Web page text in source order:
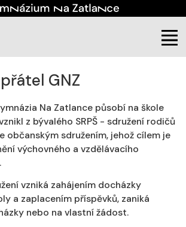
přátel GNZ(aktuální)
GNZ
Na Zatlance působí na škole
z bývalého SRPŠ - sdružení rodičů
občanským sdružením, jehož cílem je
výchovného a vzdělávacího
vzniká zahájením docházky
a zaplacením příspěvků, zaniká
nebo na vlastní žádost.